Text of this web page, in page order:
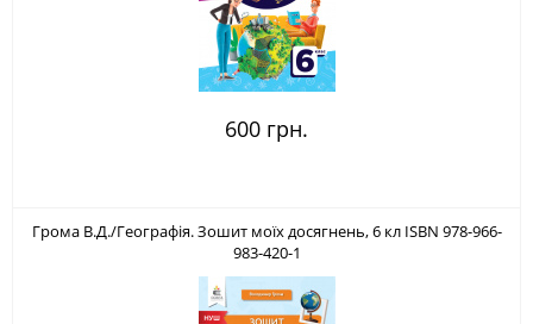
600 грн.
Грома В.Д./Географія. Зошит моїх досягнень, 6 кл ISBN 978-966-
983-420-1